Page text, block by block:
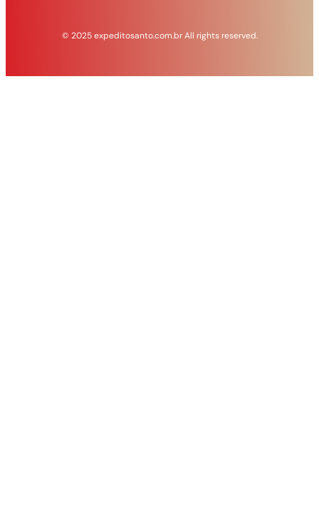
© 2025 expeditosanto.com.br All rights reserved.